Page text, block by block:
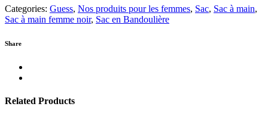
Categories: Guess, Nos produits pour les femmes, Sac, Sac à main,
Sac à main femme noir, Sac en Bandoulière
Share
Related Products